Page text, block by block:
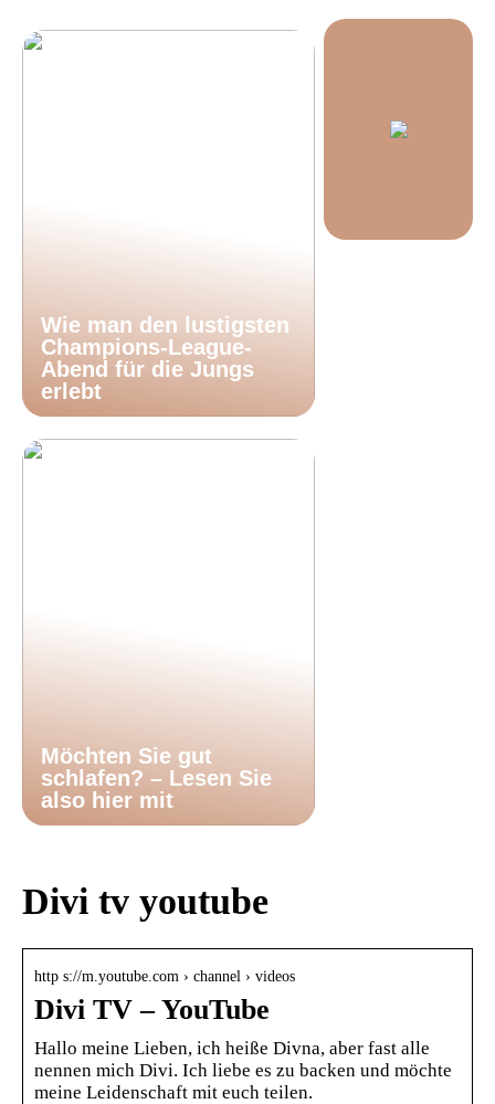
Wie man den lustigsten
Champions-League-
Abend für die Jungs
erlebt
Möchten Sie gut
schlafen? – Lesen Sie
also hier mit
Divi tv youtube
http s://m.youtube.com › channel › videos
Divi TV – YouTube
Hallo meine Lieben, ich heiße Divna, aber fast alle
nennen mich Divi. Ich liebe es zu backen und möchte
meine Leidenschaft mit euch teilen.